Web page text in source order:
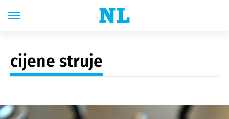
cijene struje